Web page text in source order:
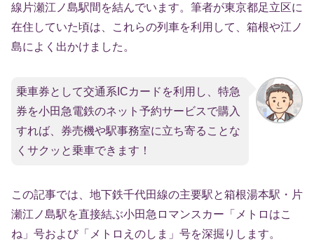
線片瀬江ノ島駅間を結んでいます。筆者が東京都足立区に
在住していた頃は、これらの列車を利用して、箱根や江ノ
島によく出かけました。
乗車券として交通系ICカードを利用し、特急
券を小田急電鉄のネット予約サービスで購入
すれば、券売機や駅事務室に立ち寄ることな
くサクッと乗車できます！
この記事では、地下鉄千代田線の主要駅と箱根湯本駅・片
瀬江ノ島駅を直接結ぶ小田急ロマンスカー「メトロはこ
ね」号および「メトロえのしま」号を深掘りします。